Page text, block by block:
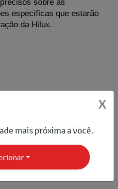
sobre as
específicas que estarão
da Hilux.
foco da Toyota ao projetar o
os ocupantes da picape.
X
mais próxima a você.